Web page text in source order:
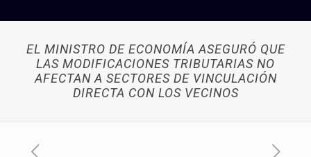
EL MINISTRO DE ECONOMÍA ASEGURÓ QUE
LAS MODIFICACIONES TRIBUTARIAS NO
AFECTAN A SECTORES DE VINCULACIÓN
DIRECTA CON LOS VECINOS